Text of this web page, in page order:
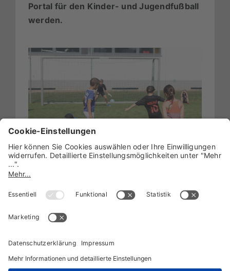
Portal für den Kinder- und Jugendfußball
werden.